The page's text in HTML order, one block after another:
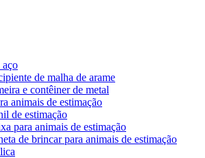
aço
de malha de arame
e contêiner de metal
animais de estimação
de estimação
para animais de estimação
de brincar para animais de estimação